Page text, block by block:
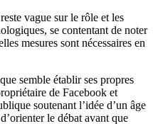
vague sur le rôle et les
se contentant de noter
mesures sont nécessaires en
semble établir ses propres
de Facebook et
soutenant l’idée d’un âge
le débat avant que